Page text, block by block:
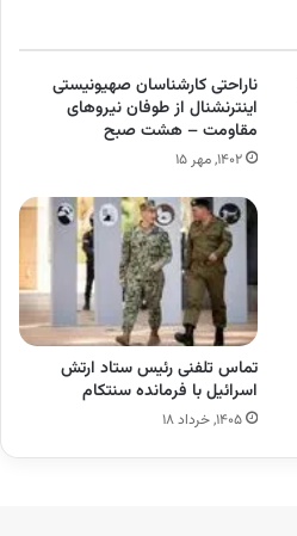
ناراحتی کارشناسان صهیونیستی
اینترنشنال از طوفان نیروهای
مقاومت – هشت صبح
۱۴۰۲, مهر ۱۵
تماس تلفنی رئیس ستاد ارتش
اسرائیل با فرمانده سنتکام
۱۴۰۵, خرداد ۱۸